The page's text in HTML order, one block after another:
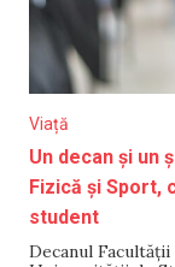
Viață
Un decan și un
Fizică și Sport,
student
Decanul